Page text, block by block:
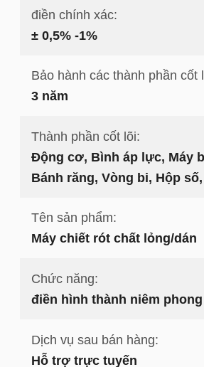
điền chính xác:
± 0,5% -1%
Bảo hành các thành phần cốt
3 năm
Thành phần cốt lõi:
Động cơ, Bình áp lực, Máy
Bánh răng, Vòng bi, Hộp
Tên sản phẩm:
Máy chiết rót chất lỏng/dán
Chức năng:
điền hình thành niêm phong
Dịch vụ sau bán hàng:
Hỗ trợ trực tuyến